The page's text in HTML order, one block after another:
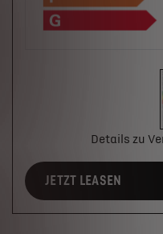
Details zu
JETZT LEASEN